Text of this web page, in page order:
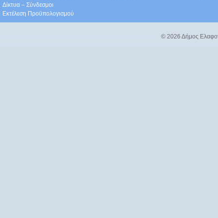
Δίκτυα – Σύνδεσμοι
Εκτέλεση Προϋπολογισμού
© 2026 Δήμος